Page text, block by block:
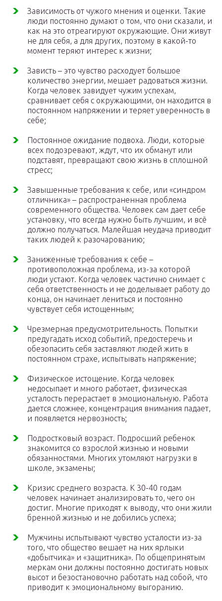
Зависимость от чужого мнения и оценки. Такие
люди постоянно думают о том, что они сказали, и
как на это отреагируют окружающие. Они живут
не для себя, а для других, поэтому в какой-то
момент теряют интерес к жизни;
Зависть – это чувство расходует большое
количество энергии, мешает радоваться жизни.
Когда человек завидует чужим успехам,
сравнивает себя с окружающими, он находится в
постоянном напряжении и теряет уверенность в
себе;
Постоянное ожидание подвоха. Люди, которые
всех подозревают, ждут, что их обманут или
подставят, превращают свою жизнь в сплошной
стресс;
Завышенные требования к себе, или «синдром
отличника» – распространенная проблема
современного общества. Человек сам дает себе
установку, что всегда нужно быть лучшим, и всё
должно получаться. Малейшая неудача приводит
таких людей к разочарованию;
Заниженные требования к себе –
противоположная проблема, из-за которой
люди устают. Когда человек частично снимает с
себя ответственность и не доделывает работу до
конца, он начинает лениться и постоянно
чувствует себя истощенным;
Чрезмерная предусмотрительность. Попытки
предугадать исход событий, предостеречь и
обезопасить себя заставляют людей жить в
постоянном страхе, испытывать напряжение;
Физическое истощение. Когда человек
недосыпает и много работает, физическая
усталость перерастает в эмоциональную. Работа
дается сложнее, концентрация внимания падает,
и появляется нервозность;
Подростковый возраст. Подросший ребенок
знакомится со взрослой жизнью и новыми
обязанностями. Многих утомляют нагрузки в
школе, экзамены;
Кризис среднего возраста. К 30-40 годам
человек начинает анализировать то, чего он
достиг. Многие приходят к выводу, что они жили
бренной жизнью и не добились успеха;
Мужчины испытывают чувство усталости из-за
того, что общество вешает на них ярлыки
«добытчика» и «защитника». По общепринятым
меркам они должны постоянно достигать новых
высот и безостановочно работать над собой, что
приводит к эмоциональному выгоранию.